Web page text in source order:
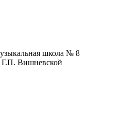
школа № 8
Г.П. Вишневской